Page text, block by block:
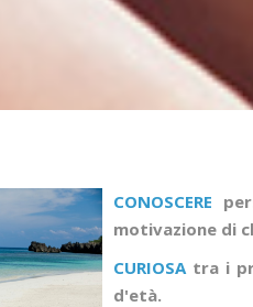
CONOSCERE
motivazione di
CURIOSA tra i
d'età.